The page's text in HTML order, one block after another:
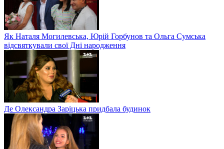
Як Наталя Могилевська, Юрій Горбунов та Ольга Сумська
відсвяткували свої Дні народження
Де Олександра Заріцька придбала будинок